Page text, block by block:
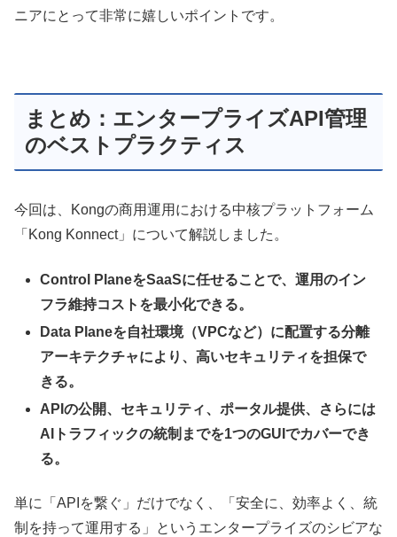
ニアにとって非常に嬉しいポイントです。
まとめ：エンタープライズAPI管理
のベストプラクティス
今回は、Kongの商用運用における中核プラットフォーム
「Kong Konnect」について解説しました。
Control PlaneをSaaSに任せることで、運用のイン
フラ維持コストを最小化できる。
Data Planeを自社環境（VPCなど）に配置する分離
アーキテクチャにより、高いセキュリティを担保で
きる。
APIの公開、セキュリティ、ポータル提供、さらには
AIトラフィックの統制までを1つのGUIでカバーでき
る。
単に「APIを繋ぐ」だけでなく、「安全に、効率よく、統
制を持って運用する」というエンタープライズのシビアな